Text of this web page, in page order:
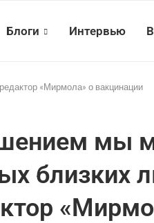
Блоги Интервью
«Мирмола» о вакцинации
мы
близких